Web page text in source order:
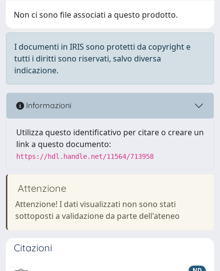
Non ci sono file associati a questo prodotto.
I documenti in IRIS sono protetti da copyright e
tutti i diritti sono riservati, salvo diversa
indicazione.
Informazioni
Utilizza questo identificativo per citare o creare un
link a questo documento:
https://hdl.handle.net/11564/713958
Attenzione
Attenzione! I dati visualizzati non sono stati
sottoposti a validazione da parte dell'ateneo
Citazioni